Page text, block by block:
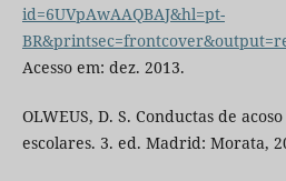
id=6UVpAwAAQBAJ&hl=pt-
Acesso em: dez. 2013.
OLWEUS, D. S. Conductas de
escolares. 3. ed. Madrid: Morata,